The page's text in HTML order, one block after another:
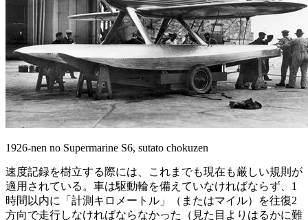
1926-nen no Supermarine S6, sutato chokuzen
速度記録を樹立する際には、これまでも現在も厳しい規則が
適用されている。車は駆動輪を備えていなければならず、1
時間以内に「計測キロメートル」（またはマイル）を往復2
方向で走行しなければならなかった（見た目よりはるかに難